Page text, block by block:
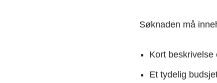
Søknaden må
Kort
Et tydelig